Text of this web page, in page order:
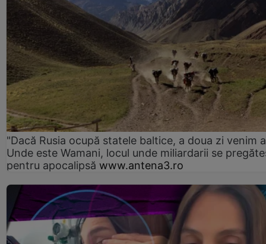
"Dacă Rusia ocupă statele baltice, a doua zi venim
Unde este Wamani, locul unde miliardarii se
pentru apocalipsă www.antena3.ro